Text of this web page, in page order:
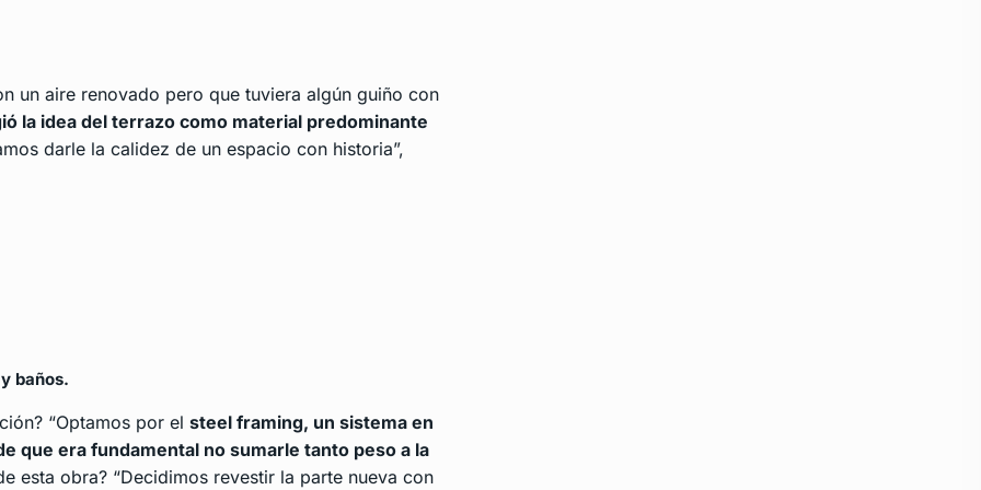
un aire renovado pero que tuviera algún guiño con
la idea del terrazo como material predominante
darle la calidez de un espacio con historia”,
baños.
“Optamos por el steel framing, un sistema en
que era fundamental no sumarle tanto peso a la
esta obra? “Decidimos revestir la parte nueva con